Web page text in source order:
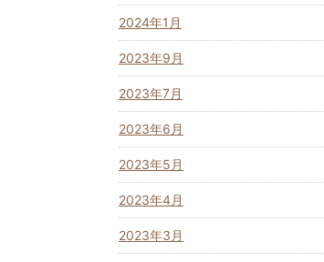
2024年1月
2023年9月
2023年7月
2023年6月
2023年5月
2023年4月
2023年3月